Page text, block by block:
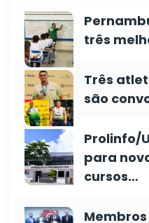
três
Três
são
Prolinfo/
para
cursos…